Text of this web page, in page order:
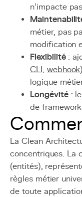
n'impacte
métier, pas
modification
Flexibilité:
CLI, webhook
logique
Longévité: le
de
La Clean
concentriques. La
(entités),
règles métier
de toute